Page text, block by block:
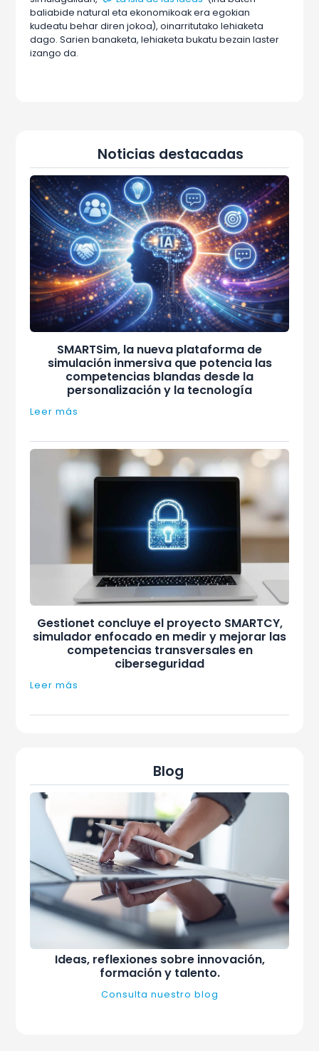
baliabide natural eta ekonomikoak era egokian
kudeatu behar diren jokoa), oinarritutako lehiaketa
dago. Sarien banaketa, lehiaketa bukatu bezain laster
izango da.
Noticias destacadas
SMARTSim, la nueva plataforma de
simulación inmersiva que potencia las
competencias blandas desde la
personalización y la tecnología
Leer más
Gestionet concluye el proyecto SMARTCY,
simulador enfocado en medir y mejorar las
competencias transversales en
ciberseguridad
Leer más
Blog
Ideas, reflexiones sobre innovación,
formación y talento.
Consulta nuestro blog